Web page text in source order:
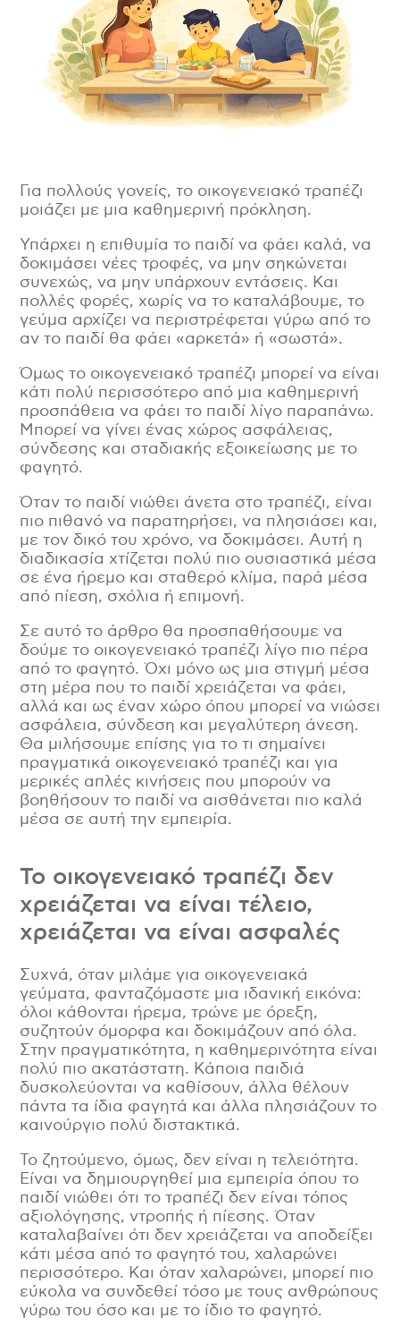
Για πολλούς γονείς, το οικογενειακό τραπέζι
μοιάζει με μια καθημερινή πρόκληση.
Υπάρχει η επιθυμία το παιδί να φάει καλά, να
δοκιμάσει νέες τροφές, να μην σηκώνεται
συνεχώς, να μην υπάρχουν εντάσεις. Και
πολλές φορές, χωρίς να το καταλάβουμε, το
γεύμα αρχίζει να περιστρέφεται γύρω από το
αν το παιδί θα φάει «αρκετά» ή «σωστά».
Όμως το οικογενειακό τραπέζι μπορεί να είναι
κάτι πολύ περισσότερο από μια καθημερινή
προσπάθεια να φάει το παιδί λίγο παραπάνω.
Μπορεί να γίνει ένας χώρος ασφάλειας,
σύνδεσης και σταδιακής εξοικείωσης με το
φαγητό.
Όταν το παιδί νιώθει άνετα στο τραπέζι, είναι
πιο πιθανό να παρατηρήσει, να πλησιάσει και,
με τον δικό του χρόνο, να δοκιμάσει. Αυτή η
διαδικασία χτίζεται πολύ πιο ουσιαστικά μέσα
σε ένα ήρεμο και σταθερό κλίμα, παρά μέσα
από πίεση, σχόλια ή επιμονή.
Σε αυτό το άρθρο θα προσπαθήσουμε να
δούμε το οικογενειακό τραπέζι λίγο πιο πέρα
από το φαγητό. Όχι μόνο ως μια στιγμή μέσα
στη μέρα που το παιδί χρειάζεται να φάει,
αλλά και ως έναν χώρο όπου μπορεί να νιώσει
ασφάλεια, σύνδεση και μεγαλύτερη άνεση.
Θα μιλήσουμε επίσης για το τι σημαίνει
πραγματικά οικογενειακό τραπέζι και για
μερικές απλές κινήσεις που μπορούν να
βοηθήσουν το παιδί να αισθάνεται πιο καλά
μέσα σε αυτή την εμπειρία.
Το οικογενειακό τραπέζι δεν
χρειάζεται να είναι τέλειο,
χρειάζεται να είναι ασφαλές
Συχνά, όταν μιλάμε για οικογενειακά
γεύματα, φανταζόμαστε μια ιδανική εικόνα:
όλοι κάθονται ήρεμα, τρώνε με όρεξη,
συζητούν όμορφα και δοκιμάζουν από όλα.
Στην πραγματικότητα, η καθημερινότητα είναι
πολύ πιο ακατάστατη. Κάποια παιδιά
δυσκολεύονται να καθίσουν, άλλα θέλουν
πάντα τα ίδια φαγητά και άλλα πλησιάζουν το
καινούργιο πολύ διστακτικά.
Το ζητούμενο, όμως, δεν είναι η τελειότητα.
Είναι να δημιουργηθεί μια εμπειρία όπου το
παιδί νιώθει ότι το τραπέζι δεν είναι τόπος
αξιολόγησης, ντροπής ή πίεσης. Όταν
καταλαβαίνει ότι δεν χρειάζεται να αποδείξει
κάτι μέσα από το φαγητό του, χαλαρώνει
περισσότερο. Και όταν χαλαρώνει, μπορεί πιο
εύκολα να συνδεθεί τόσο με τους ανθρώπους
γύρω του όσο και με το ίδιο το φαγητό.
Περιοχή, Πόλη*
Γονιός
Επαγγελματίας υγείας
Εκπαιδευτικός
Φίλος του Μαθαίνω Διατροφή
Πατήστε εδώ εφόσον έχετε διαβάσει και
συμφωνείτε με τους Όρους Χρήσης της
ιστοσελίδας